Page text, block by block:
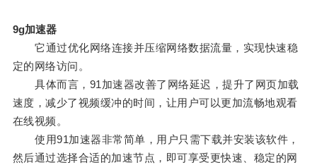
9g加速器
它通过优化网络连接并压缩网络数据流量，实现快速稳
定的网络访问。
具体而言，91加速器改善了网络延迟，提升了网页加载
速度，减少了视频缓冲的时间，让用户可以更加流畅地观看
在线视频。
使用91加速器非常简单，用户只需下载并安装该软件，
然后通过选择合适的加速节点，即可享受更快速、稳定的网